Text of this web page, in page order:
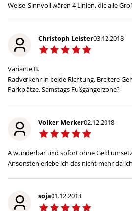
Weise. Sinnvoll wären 4 Linien, die alle
Christoph Leister03.12.2018
Variante B.
Radverkehr in beide Richtung. Breitere
Parkplätze. Samstags Fußgängerzone?
Volker Merker02.12.2018
A wunderbar und sofort ohne Geld
Ansonsten erlebe ich das nicht mehr da
soja01.12.2018